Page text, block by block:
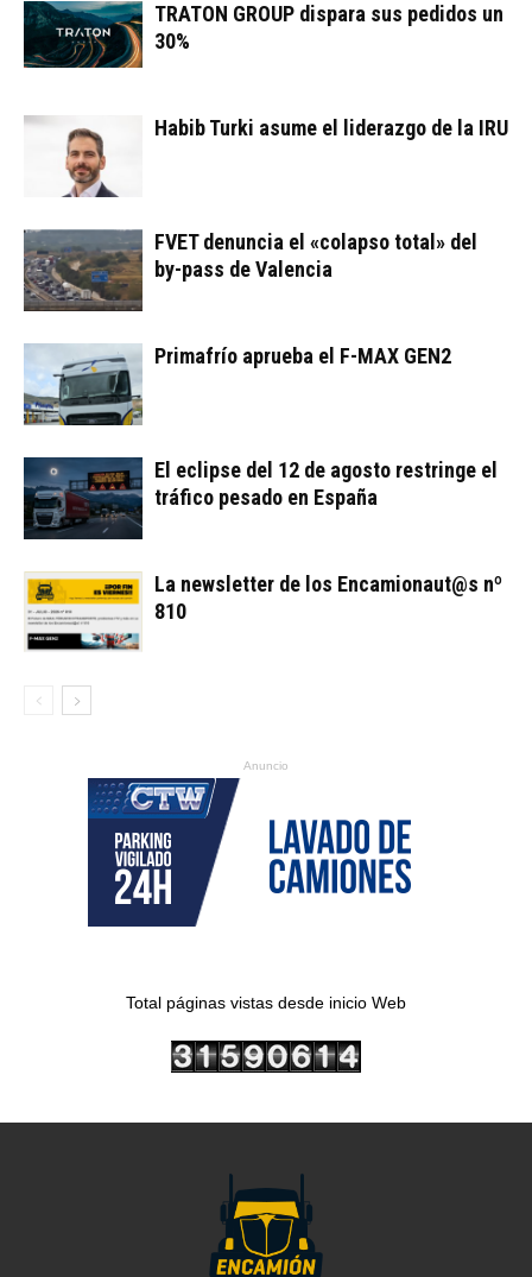
TRATON GROUP dispara sus pedidos un
30%
Habib Turki asume el liderazgo de la IRU
FVET denuncia el «colapso total» del
by-pass de Valencia
Primafrío aprueba el F-MAX GEN2
El eclipse del 12 de agosto restringe el
tráfico pesado en España
La newsletter de los Encamionaut@s nº
810
Anuncio
Total páginas vistas desde inicio Web